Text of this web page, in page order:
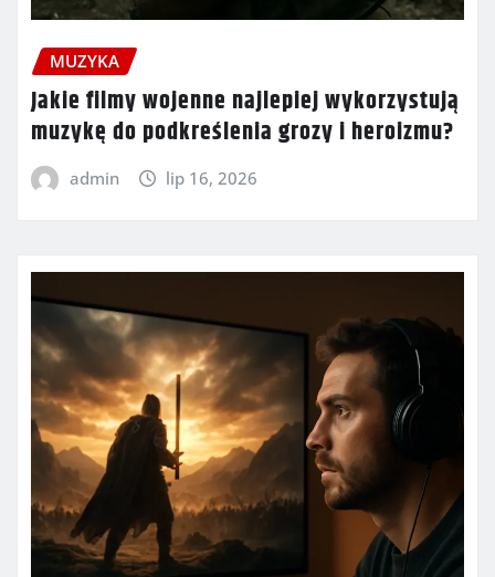
MUZYKA
Jakie filmy wojenne najlepiej wykorzystują
muzykę do podkreślenia grozy i heroizmu?
admin lip 16, 2026